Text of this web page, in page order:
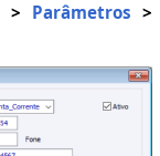
> Parâmetros >